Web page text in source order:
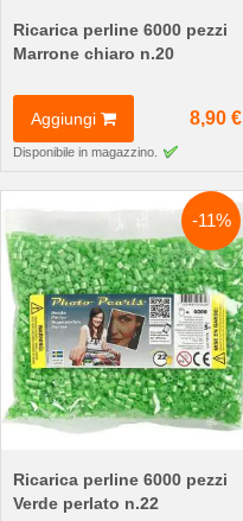
Ricarica perline 6000 pezzi
Marrone chiaro n.20
Aggiungi 8,90 €
Disponibile in magazzino.
-11%
Ricarica perline 6000 pezzi
Verde perlato n.22